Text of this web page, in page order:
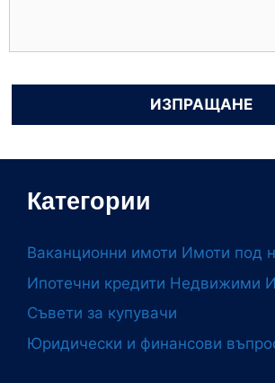
Категории
Ваканционни имоти Имоти под
Ипотечни кредити Недвижими
Съвети за купувачи
Юридически и финансови